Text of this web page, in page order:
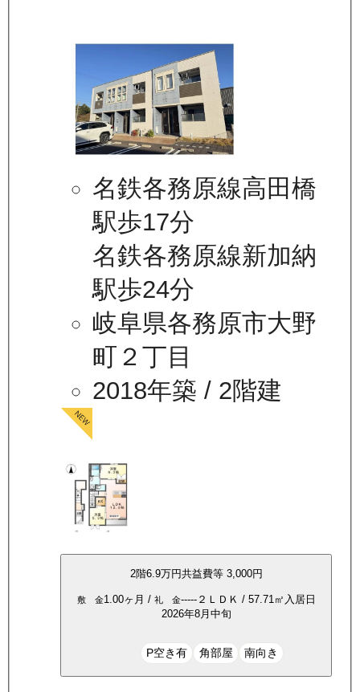
名鉄各務原線高田橋
駅歩17分
名鉄各務原線新加納
駅歩24分
岐阜県各務原市大野
町２丁目
2018年築 / 2階建
2階6.9万円共益費等 3,000円
敷 金1.00ヶ月 / 礼 金-----２ＬＤＫ / 57.71 ㎡ 入居日
2026年8月中旬
P空き有 角部屋 南向き